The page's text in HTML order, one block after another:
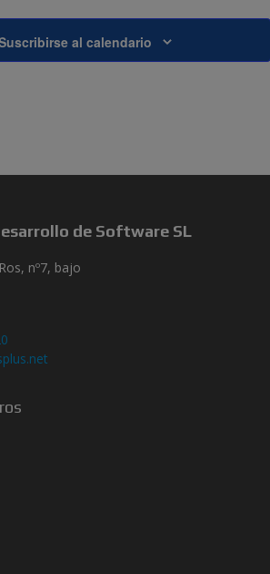
al calendario
de Software SL
nº7, bajo